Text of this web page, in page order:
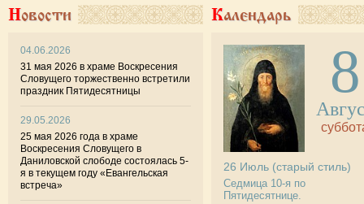
Новости
04.06.2026
31 мая 2026 в храме Воскресения
Словущего торжественно встретили
праздник Пятидесятницы
29.05.2026
25 мая 2026 года в храме
Воскресения Словущего в
Даниловской слободе состоялась 5-
я в текущем году «Евангельская
встреча»
Календарь
8
26 Июль (старый стиль)
Седмица 10-я по
Пятидесятнице.